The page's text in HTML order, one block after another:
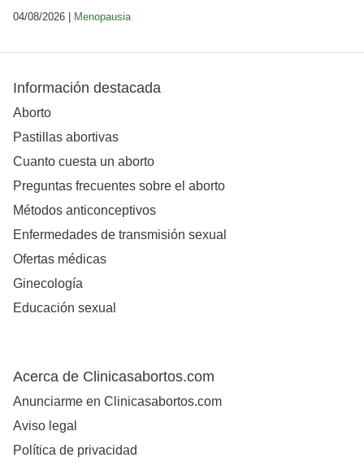
04/08/2026 | Menopausia
Información destacada
Aborto
Pastillas abortivas
Cuanto cuesta un aborto
Preguntas frecuentes sobre el aborto
Métodos anticonceptivos
Enfermedades de transmisión sexual
Ofertas médicas
Ginecología
Educación sexual
Acerca de Clinicasabortos.com
Anunciarme en Clinicasabortos.com
Aviso legal
Política de privacidad